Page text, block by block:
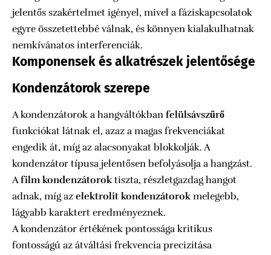
jelentős szakértelmet igényel, mivel a fáziskapcsolatok
egyre összetettebbé válnak, és könnyen kialakulhatnak
nemkívánatos interferenciák.
Komponensek és alkatrészek jelentősége
Kondenzátorok szerepe
A kondenzátorok a hangváltókban felülsávszűrő
funkciókat látnak el, azaz a magas frekvenciákat
engedik át, míg az alacsonyakat blokkolják. A
kondenzátor típusa jelentősen befolyásolja a hangzást.
Afilm kondenzátoroktiszta, részletgazdag hangot
adnak, míg az elektrolit kondenzátorokmelegebb,
lágyabb karaktert eredményeznek.
A kondenzátor értékének pontossága kritikus
fontosságú az átváltási frekvencia precizitása